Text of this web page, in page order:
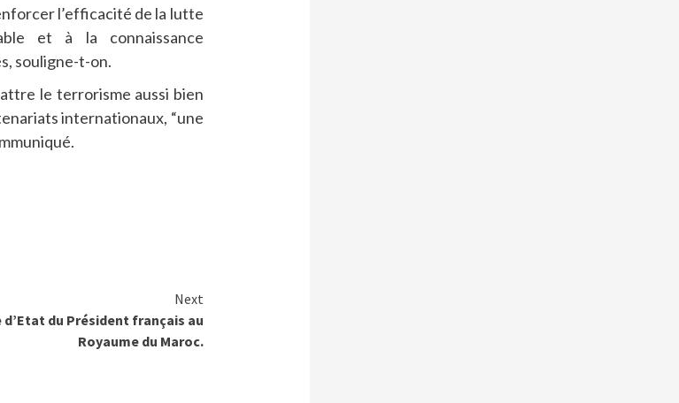
l’efficacité de la lutte
et à la connaissance
souligne-t-on.
le terrorisme aussi bien
internationaux, “une
Next
d’Etat du Président français au
Royaume du Maroc.